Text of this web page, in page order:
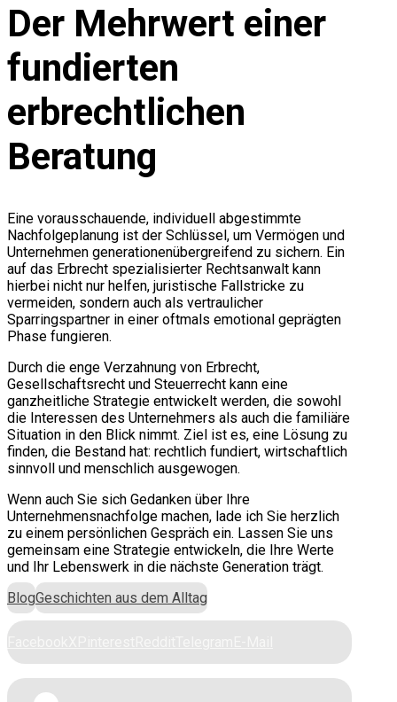
Der Mehrwert einer
fundierten
erbrechtlichen
Beratung
Eine vorausschauende, individuell abgestimmte
Nachfolgeplanung ist der Schlüssel, um Vermögen und
Unternehmen generationenübergreifend zu sichern. Ein
auf das Erbrecht spezialisierter Rechtsanwalt kann
hierbei nicht nur helfen, juristische Fallstricke zu
vermeiden, sondern auch als vertraulicher
Sparringspartner in einer oftmals emotional geprägten
Phase fungieren.
Durch die enge Verzahnung von Erbrecht,
Gesellschaftsrecht und Steuerrecht kann eine
ganzheitliche Strategie entwickelt werden, die sowohl
die Interessen des Unternehmers als auch die familiäre
Situation in den Blick nimmt. Ziel ist es, eine Lösung zu
finden, die Bestand hat: rechtlich fundiert, wirtschaftlich
sinnvoll und menschlich ausgewogen.
Wenn auch Sie sich Gedanken über Ihre
Unternehmensnachfolge machen, lade ich Sie herzlich
zu einem persönlichen Gespräch ein. Lassen Sie uns
gemeinsam eine Strategie entwickeln, die Ihre Werte
und Ihr Lebenswerk in die nächste Generation trägt.
BlogGeschichten aus dem Alltag